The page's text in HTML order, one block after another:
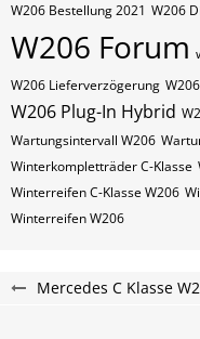
W206 Bestellung 2021 W206
W206 Forum
W206 Lieferverzögerung
W206 Plug-In Hybrid
Wartungsintervall W206
Winterkompletträder C-Klasse
Winterreifen C-Klasse W206
Winterreifen W206